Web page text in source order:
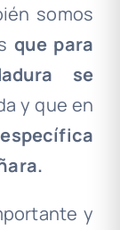
somos
que para
se
y que en
específica
y